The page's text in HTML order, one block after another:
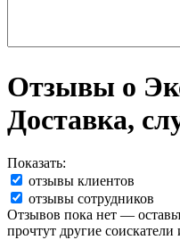
Отзывы о
Доставка,
Показать:
отзывы клиентов
отзывы сотрудников
Отзывов пока нет —
прочтут другие